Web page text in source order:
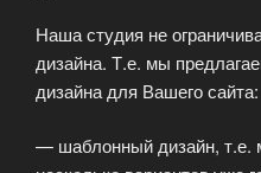
Наша студия не
дизайна. Т.е. мы
дизайна для Вашего сайта:
— шаблонный дизайн, т.е.